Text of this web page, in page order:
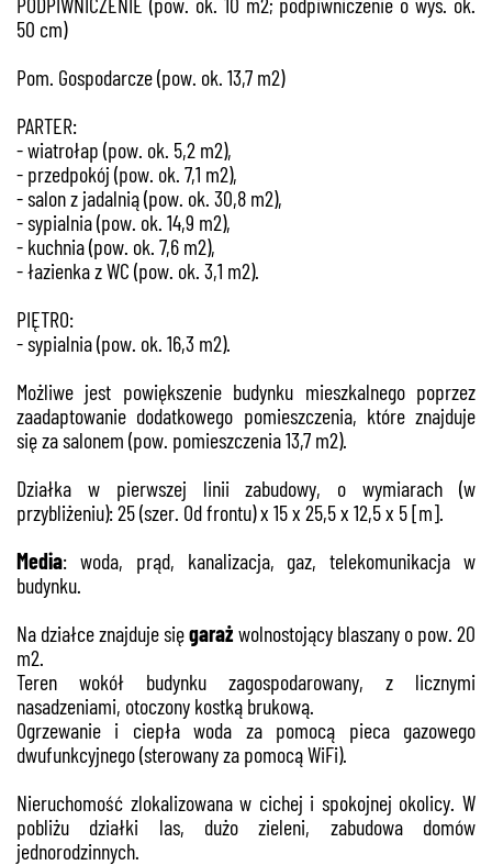
50 cm)
Pom. Gospodarcze (pow. ok. 13,7 m2)
PARTER:
- wiatrołap (pow. ok. 5,2 m2),
- przedpokój (pow. ok. 7,1 m2),
- salon z jadalnią (pow. ok. 30,8 m2),
- sypialnia (pow. ok. 14,9 m2),
- kuchnia (pow. ok. 7,6 m2),
- łazienka z WC (pow. ok. 3,1 m2).
PIĘTRO:
- sypialnia (pow. ok. 16,3 m2).
Możliwe jest powiększenie budynku mieszkalnego poprzez
zaadaptowanie dodatkowego pomieszczenia, które znajduje
się za salonem (pow. pomieszczenia 13,7 m2).
Działka w pierwszej linii zabudowy, o wymiarach (w
przybliżeniu): 25 (szer. Od frontu) x 15 x 25,5 x 12,5 x 5 [m].
Media: woda, prąd, kanalizacja, gaz, telekomunikacja w
budynku.
Na działce znajduje sięgaraż wolnostojący blaszany o pow. 20
m2.
Teren wokół budynku zagospodarowany, z licznymi
nasadzeniami, otoczony kostką brukową.
Ogrzewanie i ciepła woda za pomocą pieca gazowego
dwufunkcyjnego (sterowany za pomocą WiFi).
Nieruchomość zlokalizowana w cichej i spokojnej okolicy. W
pobliżu działki las, dużo zieleni, zabudowa domów
jednorodzinnych.